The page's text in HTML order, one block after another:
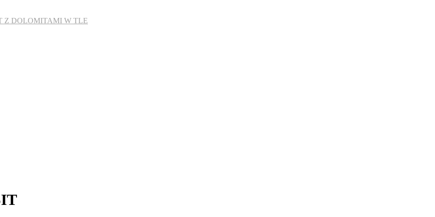
Z DOLOMITAMI W TLE